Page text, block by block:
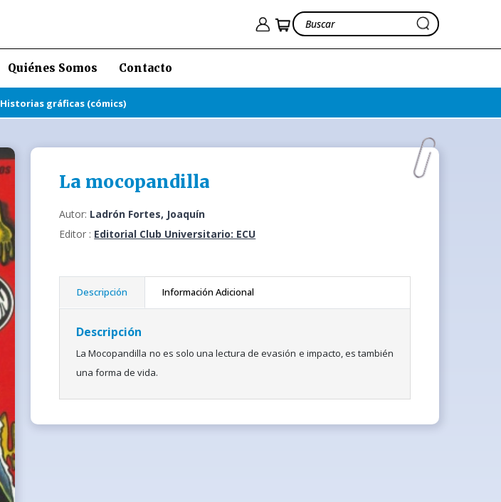
Quiénes Somos Contacto
Historias gráficas (cómics)
La mocopandilla
Autor: Ladrón Fortes, Joaquín
Editor : Editorial Club Universitario: ECU
Descripción Información Adicional
Descripción
La Mocopandilla no es solo una lectura de evasión e impacto, es también
una forma de vida.